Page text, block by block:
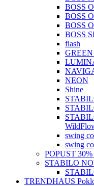
BOSS
BOSS
BOSS
BOSS
flash
GREEN
NEON
Shine
swing
swing
POPUST
STABILO
TRENDHAUS